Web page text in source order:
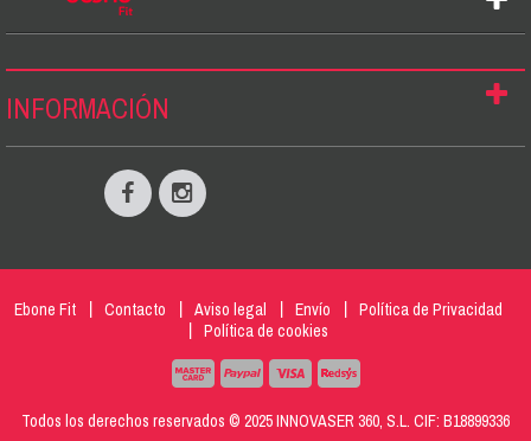
INFORMACIÓN
Ebone Fit Contacto Aviso legal Envío
Política de Privacidad
Política de cookies
Todos los derechos reservados © 2025 INNOVASER 360, S.L. CIF: B18899336